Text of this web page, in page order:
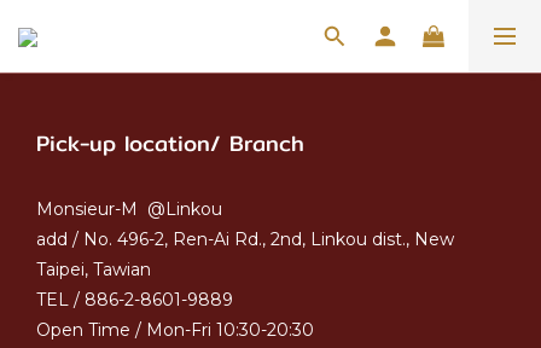
Pick-up location/ Branch
Monsieur-M @Linkou
add / No. 496-2, Ren-Ai Rd., 2nd, Linkou dist., New
Taipei, Tawian
TEL / 886-2-8601-9889
Open Time / Mon-Fri 10:30-20:30